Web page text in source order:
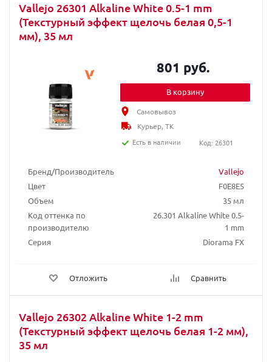
Vallejo 26301 Alkaline White 0.5-1 mm
(Текстурный эффект щелочь белая 0,5-1
мм), 35 мл
Бренд/Производитель
Vallejo
Цвет
F0E8E5
Объем
35 мл
Код оттенка по
производителю
26.301 Alkaline White 0.5-
1 mm
Серия
Diorama FX
Отложить Сравнить
801 руб.
В корзину
Самовывоз
Курьер, ТК
Есть в наличии
Код: 26301
Vallejo 26302 Alkaline White 1-2 mm
(Текстурный эффект щелочь белая 1-2 мм),
35 мл